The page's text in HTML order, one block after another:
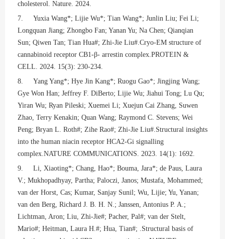
cholesterol. Nature. 2024.
7. Yuxia Wang*; Lijie Wu*; Tian Wang*; Junlin Liu; Fei Li;
Longquan Jiang; Zhongbo Fan; Yanan Yu; Na Chen; Qianqian
Sun; Qiwen Tan; Tian Hua#; Zhi-Jie Liu#.Cryo-EM structure of
cannabinoid receptor CB1-β- arrestin complex.PROTEIN &
CELL. 2024. 15(3): 230-234.
8. Yang Yang*; Hye Jin Kang*; Ruogu Gao*; Jingjing Wang;
Gye Won Han; Jeffrey F. DiBerto; Lijie Wu; Jiahui Tong; Lu Qu;
Yiran Wu; Ryan Pileski; Xuemei Li; Xuejun Cai Zhang, Suwen
Zhao, Terry Kenakin; Quan Wang; Raymond C. Stevens; Wei
Peng; Bryan L. Roth#; Zihe Rao#; Zhi-Jie Liu#.Structural insights
into the human niacin receptor HCA2-Gi signalling
complex.NATURE COMMUNICATIONS. 2023. 14(1): 1692.
9. Li, Xiaoting*; Chang, Hao*; Bouma, Jara*; de Paus, Laura
V.; Mukhopadhyay, Partha; Paloczi, Janos; Mustafa, Mohammed;
van der Horst, Cas; Kumar, Sanjay Sunil; Wu, Lijie; Yu, Yanan;
van den Berg, Richard J. B. H. N.; Janssen, Antonius P. A.;
Lichtman, Aron; Liu, Zhi-Jie#; Pacher, Pal#; van der Stelt,
Mario#; Heitman, Laura H.#; Hua, Tian#; .Structural basis of